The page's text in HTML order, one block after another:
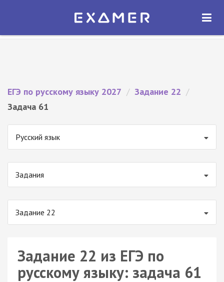
Экзамер — ЕГЭ 2027
ОТКРЫТЬ
ЕГЭ по русскому языку 2027 / Задание 22 /
Задача 61
Русский язык
Задания
Задание 22
Задание 22 из ЕГЭ по
русскому языку: задача 61